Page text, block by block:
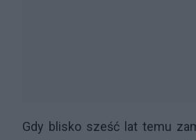
Gdy blisko sześć lat temu